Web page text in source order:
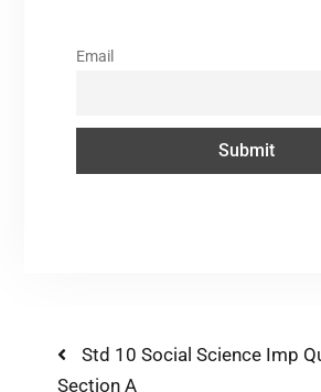
Email
Std 10 Social Science Imp
Section A